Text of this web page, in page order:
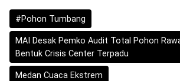
#Pohon Tumbang
MAI Desak Pemko Audit Total Pohon
Bentuk Crisis Center Terpadu
Medan Cuaca Ekstrem